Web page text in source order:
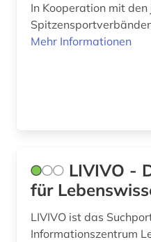
In Kooperation mit
Mehr Informationen
LIVIVO -
für
LIVIVO ist das
Informationszentrum